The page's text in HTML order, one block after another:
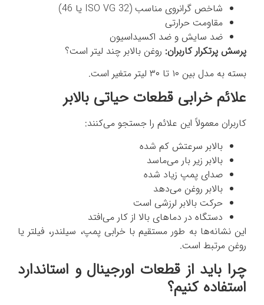
شاخص گرانروی مناسب (ISO VG 32 یا 46)
مقاومت حرارتی
ضد سایش و ضد اکسیداسیون
پرسش پرتکرار کاربران: روغن بالابر چند لیتر است؟
بسته به مدل بین ۱۰ تا ۳۰ لیتر متغیر است.
علائم خرابی قطعات حیاتی بالابر
کاربران معمولاً این علائم را جستجو می‌کنند:
بالابر سرعتش کم شده
بالابر زیر بار می‌ماسد
صدای پمپ زیاد شده
بالابر روغن می‌دهد
حرکت بالابر لرزشی است
دستگاه در دماهای بالا از کار می‌افتد
این نشانه‌ها به طور مستقیم با خرابی پمپ، سیلندر، فیلتر یا
روغن مرتبط است.
چرا باید از قطعات اورجینال و استاندارد
استفاده کنیم؟